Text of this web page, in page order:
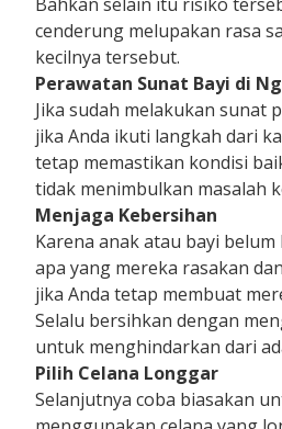
cenderung melupakan rasa
kecilnya tersebut.
Perawatan Sunat Bayi di
Jika sudah melakukan sunat
jika Anda ikuti langkah dari
tetap memastikan kondisi
tidak menimbulkan masalah
Menjaga Kebersihan
Karena anak atau bayi
apa yang mereka rasakan
jika Anda tetap membuat
Selalu bersihkan dengan
untuk menghindarkan dari
Pilih Celana Longgar
Selanjutnya coba biasakan